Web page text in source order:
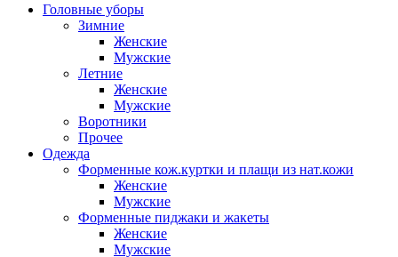
Головные уборы
Зимние
Женские
Мужские
Летние
Женские
Мужские
Воротники
Прочее
Одежда
Форменные кож.куртки и плащи из нат.кожи
Женские
Мужские
Форменные пиджаки и жакеты
Женские
Мужские